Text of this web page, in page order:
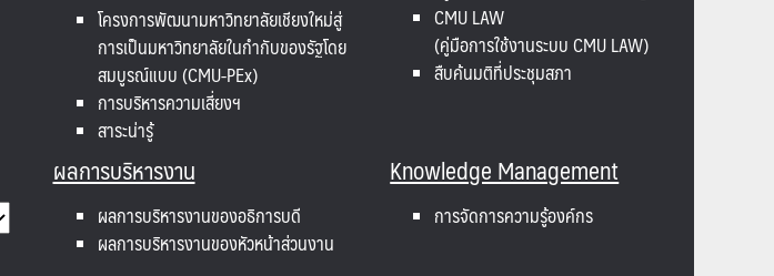
โครงการพัฒนามหาวิทยาลัยเชียงใหม่สู่
การเป็นมหาวิทยาลัยในกำกับของรัฐโดย
สมบูรณ์แบบ (CMU-PEx)
การบริหารความเสี่ยงฯ
สาระน่ารู้
CMU LAW
(คู่มือการใช้งานระบบ CMU LAW)
สืบค้นมติที่ประชุมสภา
ผลการบริหารงาน
ผลการบริหารงานของอธิการบดี
ผลการบริหารงานของหัวหน้าส่วนงาน
Knowledge Management
การจัดการความรู้องค์กร